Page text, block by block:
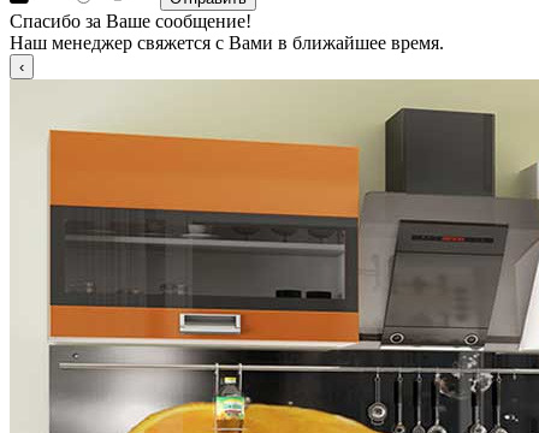
Спасибо за Ваше сообщение!
Наш менеджер свяжется с Вами в ближайшее время.